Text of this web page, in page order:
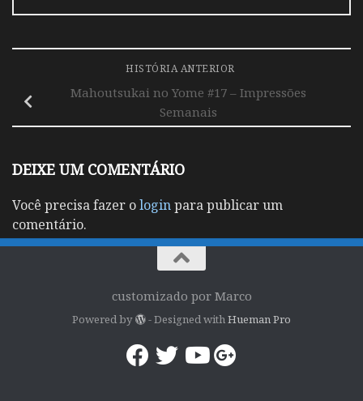
HISTÓRIA ANTERIOR
Mahoutsukai no Yome #17 – Impressões
Semanais
DEIXE UM COMENTÁRIO
Você precisa fazer ologinpara publicar um
comentário.
customizado por Marco
Powered by - Designed with Hueman Pro